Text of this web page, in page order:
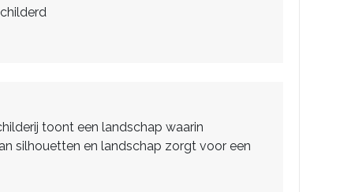
toont een landschap waarin
silhouetten en landschap zorgt voor een